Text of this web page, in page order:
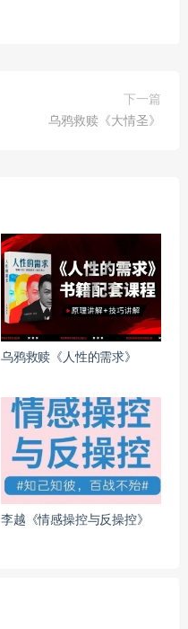
下一篇
乌鸦救赎《大情圣》
乌鸦救赎《人性的需求》
李越《情感操控与反操控》